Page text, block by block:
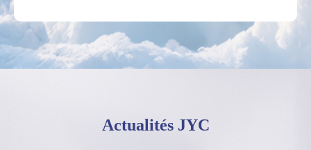
Actualités JYC